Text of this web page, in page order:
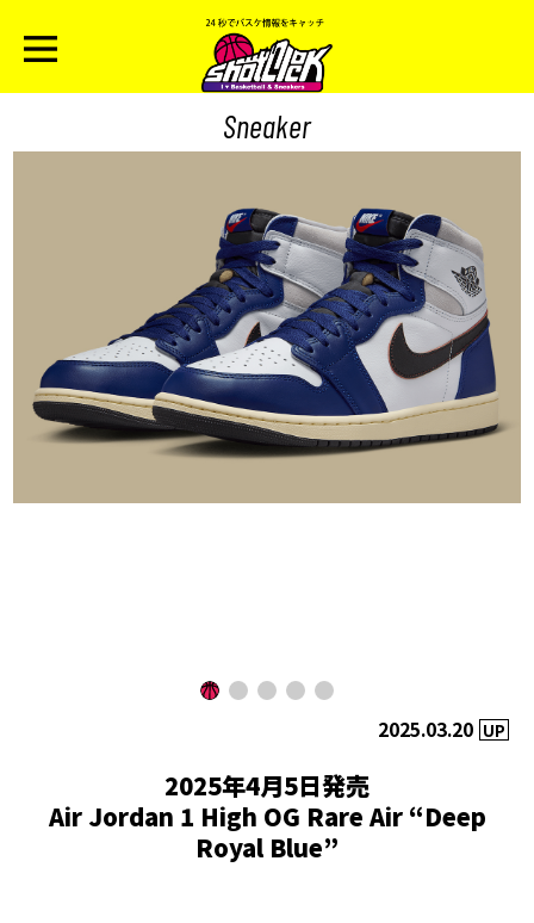
Sneaker
2025.03.20 UP
2025年4月5日発売
Air Jordan 1 High OG Rare Air “Deep
Royal Blue”